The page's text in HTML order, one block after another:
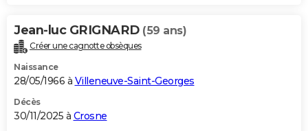
Jean-luc GRIGNARD (59 ans)
Créer une cagnotte obsèques
Naissance
28/05/1966 à Villeneuve-Saint-Georges
Décès
30/11/2025 à Crosne